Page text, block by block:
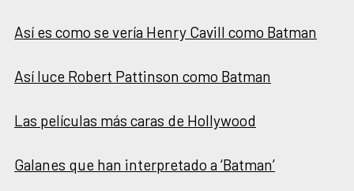
Así es como se vería Henry Cavill como Batman
Así luce Robert Pattinson como Batman
Las películas más caras de Hollywood
Galanes que han interpretado a ‘Batman’